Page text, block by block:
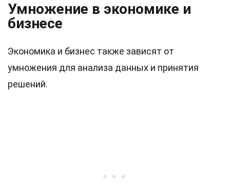
Умножение в экономике и
бизнесе
Экономика и бизнес также зависят от
умножения для анализа данных и принятия
решений.